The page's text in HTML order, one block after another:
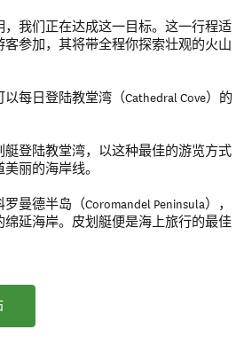
我们正在达成这一目标。这一行程适
参加，其将带全程你探索壮观的火山
每日登陆教堂湾（Cathedral Cove）的
艇登陆教堂湾，以这种最佳的游览方式
丽的海岸线。
曼德半岛（Coromandel Peninsula），
绵延海岸。皮划艇便是海上旅行的最佳